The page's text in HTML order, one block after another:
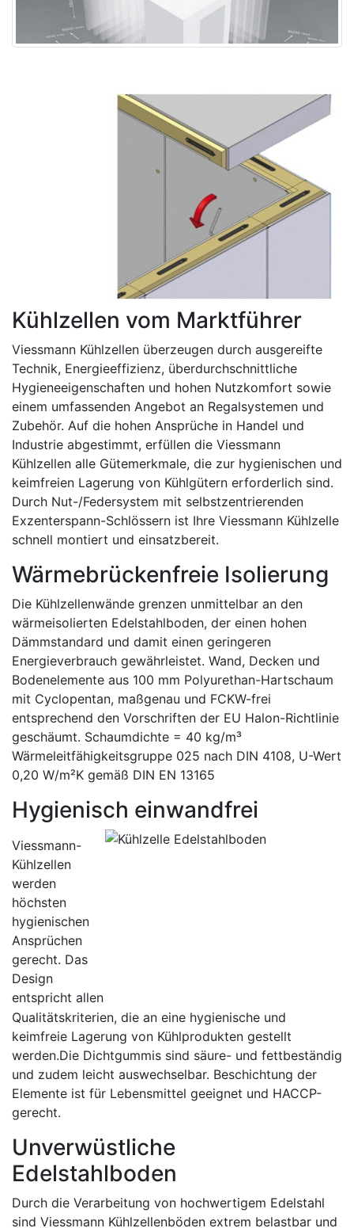
Kühlzellen vom Marktführer
Viessmann Kühlzellen überzeugen durch ausgereifte
Technik, Energieeffizienz, überdurchschnittliche
Hygieneeigenschaften und hohen Nutzkomfort sowie
einem umfassenden Angebot an Regalsystemen und
Zubehör. Auf die hohen Ansprüche in Handel und
Industrie abgestimmt, erfüllen die Viessmann
Kühlzellen alle Gütemerkmale, die zur hygienischen und
keimfreien Lagerung von Kühlgütern erforderlich sind.
Durch Nut-/Federsystem mit selbstzentrierenden
Exzenterspann-Schlössern ist Ihre Viessmann Kühlzelle
schnell montiert und einsatzbereit.
Wärmebrückenfreie Isolierung
Die Kühlzellenwände grenzen unmittelbar an den
wärmeisolierten Edelstahlboden, der einen hohen
Dämmstandard und damit einen geringeren
Energieverbrauch gewährleistet. Wand, Decken und
Bodenelemente aus 100 mm Polyurethan-Hartschaum
mit Cyclopentan, maßgenau und FCKW-frei
entsprechend den Vorschriften der EU Halon-Richtlinie
geschäumt. Schaumdichte = 40 kg/m³
Wärmeleitfähigkeitsgruppe 025 nach DIN 4108, U-Wert
0,20 W/m²K gemäß DIN EN 13165
Hygienisch einwandfrei
Viessmann-
Kühlzellen
werden
höchsten
hygienischen
Ansprüchen
gerecht. Das
Design
entspricht allen
Qualitätskriterien, die an eine hygienische und
keimfreie Lagerung von Kühlprodukten gestellt
werden.Die Dichtgummis sind säure- und fettbeständig
und zudem leicht auswechselbar. Beschichtung der
Elemente ist für Lebensmittel geeignet und HACCP-
gerecht.
Unverwüstliche
Edelstahlboden
Durch die Verarbeitung von hochwertigem Edelstahl
sind Viessmann Kühlzellenböden extrem belastbar und